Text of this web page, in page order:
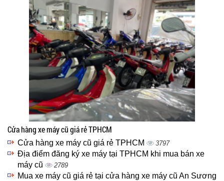
Cửa hàng xe máy cũ giá rẻ TPHCM
Cửa hàng xe máy cũ giá rẻ TPHCM 3797
Địa điểm đăng ký xe máy tại TPHCM khi mua bán xe
máy cũ
2789
Mua xe máy cũ giá rẻ tại cửa hàng xe máy cũ An Sương